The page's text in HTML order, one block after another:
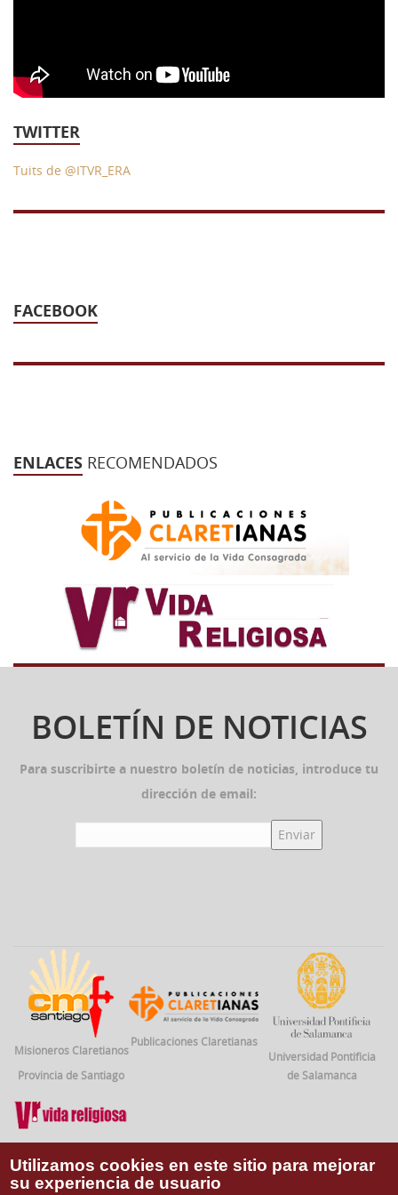
41 Semana (2012)
40 Semana (2011)
39 Semana (2010)
TWITTER
Tuits de @ITVR_ERA
FACEBOOK
ENLACES RECOMENDADOS
BOLETÍN DE NOTICIAS
Para suscribirte a nuestro boletín de noticias, introduce tu
dirección de email:
Misioneros Claretianos
Provincia de Santiago
Publicaciones Claretianas
Universidad Pontificia
de Salamanca
Vida Religiosa
Utilizamos cookies en este sitio para mejorar
su experiencia de usuario